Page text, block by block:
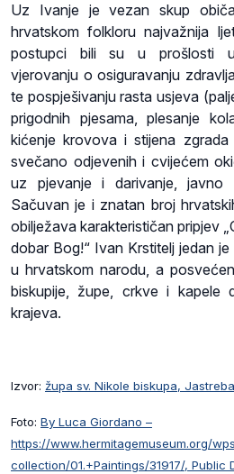
Uz Ivanje je vezan skup
hrvatskom folkloru najvažnija
postupci bili su u prošlosti
vjerovanju o osiguravanju
te pospješivanju rasta usjeva
prigodnih pjesama, plesanje
kićenje krovova i stijena
svečano odjevenih i cvijećem
uz pjevanje i darivanje, javno
Sačuvan je i znatan broj
obilježava karakterističan pripjev
dobar Bog!“ Ivan Krstitelj jedan
u hrvatskom narodu, a
biskupije, župe, crkve i kapele
krajeva.
Izvor: župa sv. Nikole biskupa,
Foto: By Luca Giordano –
https://www.hermitagemuseum.org/
collection/01.+Paintings/31917/, Public